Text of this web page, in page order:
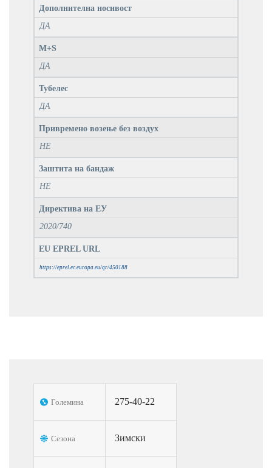
Дополнителна носивост
ДА
M+S
ДА
Тубелес
ДА
Привремено возење без воздух
НЕ
Заштита на бандаж
НЕ
Директива на ЕУ
2020/740
EU EPREL URL
https://eprel.ec.europa.eu/qr/450188
Големина 275-40-22
Сезона Зимски